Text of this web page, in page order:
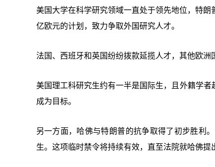
美国大学在科学研究领域一直处于领先地位，特
亿欧元的计划，致力争取外国研究人才。
法国、西班牙和英国纷纷拨款延揽人才，其他欧洲
美国理工科研究生约有一半是国际生，且外籍学
成为目标。
另一方面，哈佛与特朗普的抗争取得了初步胜利
生。这项临时禁令将持续有效，直至法院就哈佛提